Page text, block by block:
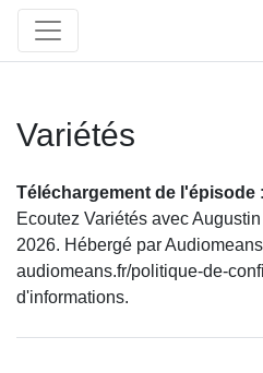
Variétés
Téléchargement de l'épisode :
Ecoutez Variétés avec
2026. Hébergé par
audiomeans.fr/politique-de-
d'informations.